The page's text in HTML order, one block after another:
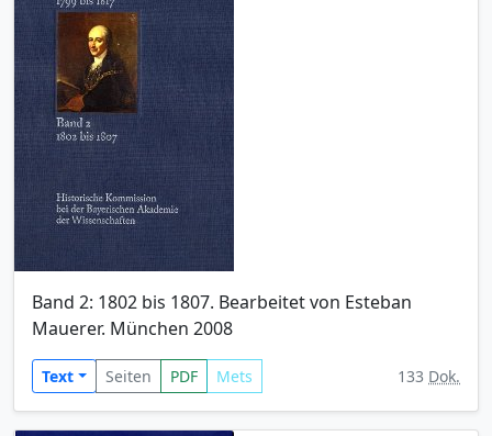
Band 2: 1802 bis 1807. Bearbeitet von Esteban
Mauerer. München 2008
Text Seiten PDF Mets 133 Dok.